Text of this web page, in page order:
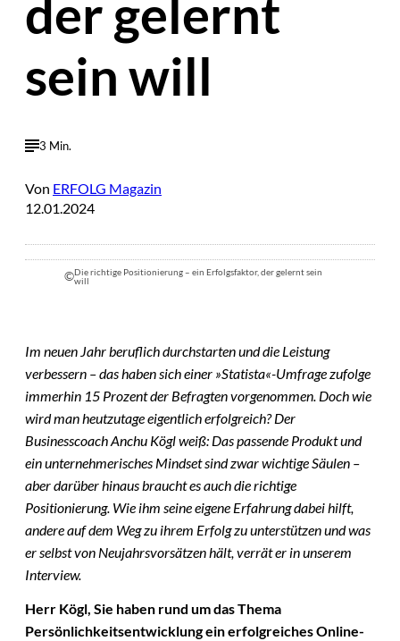
der gelernt
sein will
3 Min.
Von ERFOLG Magazin
12.01.2024
©Die richtige Positionierung – ein Erfolgsfaktor, der gelernt sein
will
Im neuen Jahr beruflich durchstarten und die Leistung
verbessern – das haben sich einer »Statista«-Umfrage zufolge
immerhin 15 Prozent der Befragten vorgenommen. Doch wie
wird man heutzutage eigentlich erfolgreich? Der
BusinesscoachAnchu Kögl weiß: Das passende Produkt und
ein unternehmerisches Mindset sind zwar wichtige Säulen –
aber darüber hinaus braucht es auch die richtige
Positionierung. Wie ihm seine eigene Erfahrung dabei hilft,
andere auf dem Weg zu ihrem Erfolg zu unterstützen und was
er selbst von Neujahrsvorsätzen hält, verrät er in unserem
Interview.
Herr Kögl, Sie haben rund um das Thema
Persönlichkeitsentwicklung ein erfolgreiches Online-